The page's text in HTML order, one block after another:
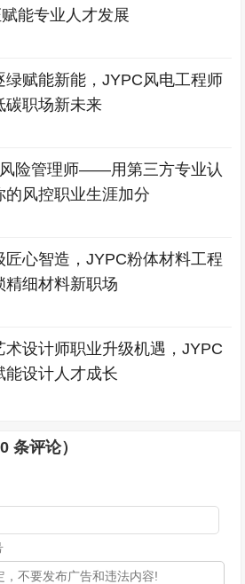
能专业人才发展
绿赋能新能，JYPC风电工程师
碳职场新未来
险管理师——用第三方专业认
的风控职业生涯加分
匠心智造，JYPC粉体材料工程
精细材料新职场
术设计师职业升级机遇，JYPC
能设计人才成长
0 条评论）